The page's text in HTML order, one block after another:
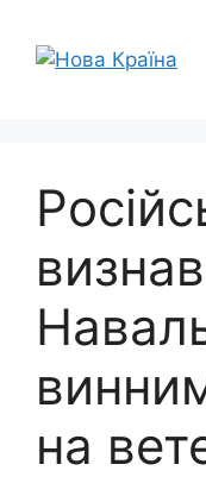
вмісту
визнав
на